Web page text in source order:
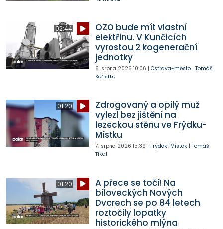
02:44
OZO bude mít vlastní
elektřinu. V Kunčicích
vyrostou 2 kogenerační
jednotky
6. srpna 2026 10:06 | Ostrava-město| Tomáš
Kořistka
01:20
Zdrogovaný a opilý muž
vylezl bez jištění na
lezeckou stěnu ve Frýdku-
Místku
7. srpna 2026 15:39 | Frýdek-Místek| Tomáš
Tikal
01:20
A přece se točí! Na
bíloveckých Nových
Dvorech se po 84 letech
roztočily lopatky
historického mlýna